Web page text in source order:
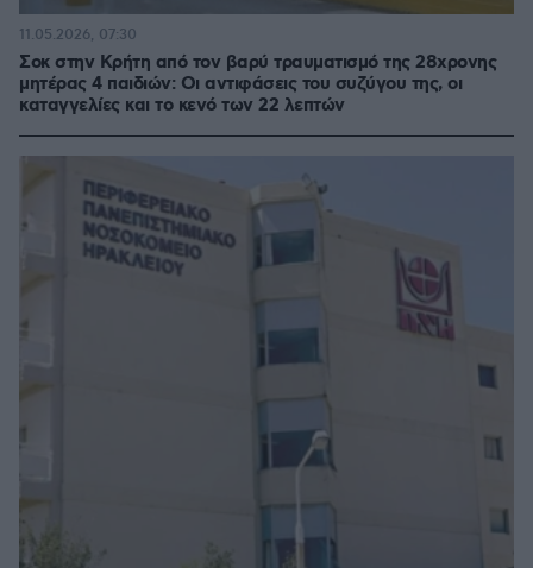
Σοκ στην Κρήτη από τον βαρύ τραυματισμό της 28χρονης
μητέρας 4 παιδιών: Οι αντιφάσεις του συζύγου της, οι
καταγγελίες και το κενό των 22 λεπτών
11.05.2026, 07:30